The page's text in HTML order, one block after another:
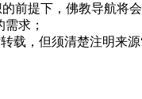
前提下，佛教导航将
求；
，但须清楚注明来源